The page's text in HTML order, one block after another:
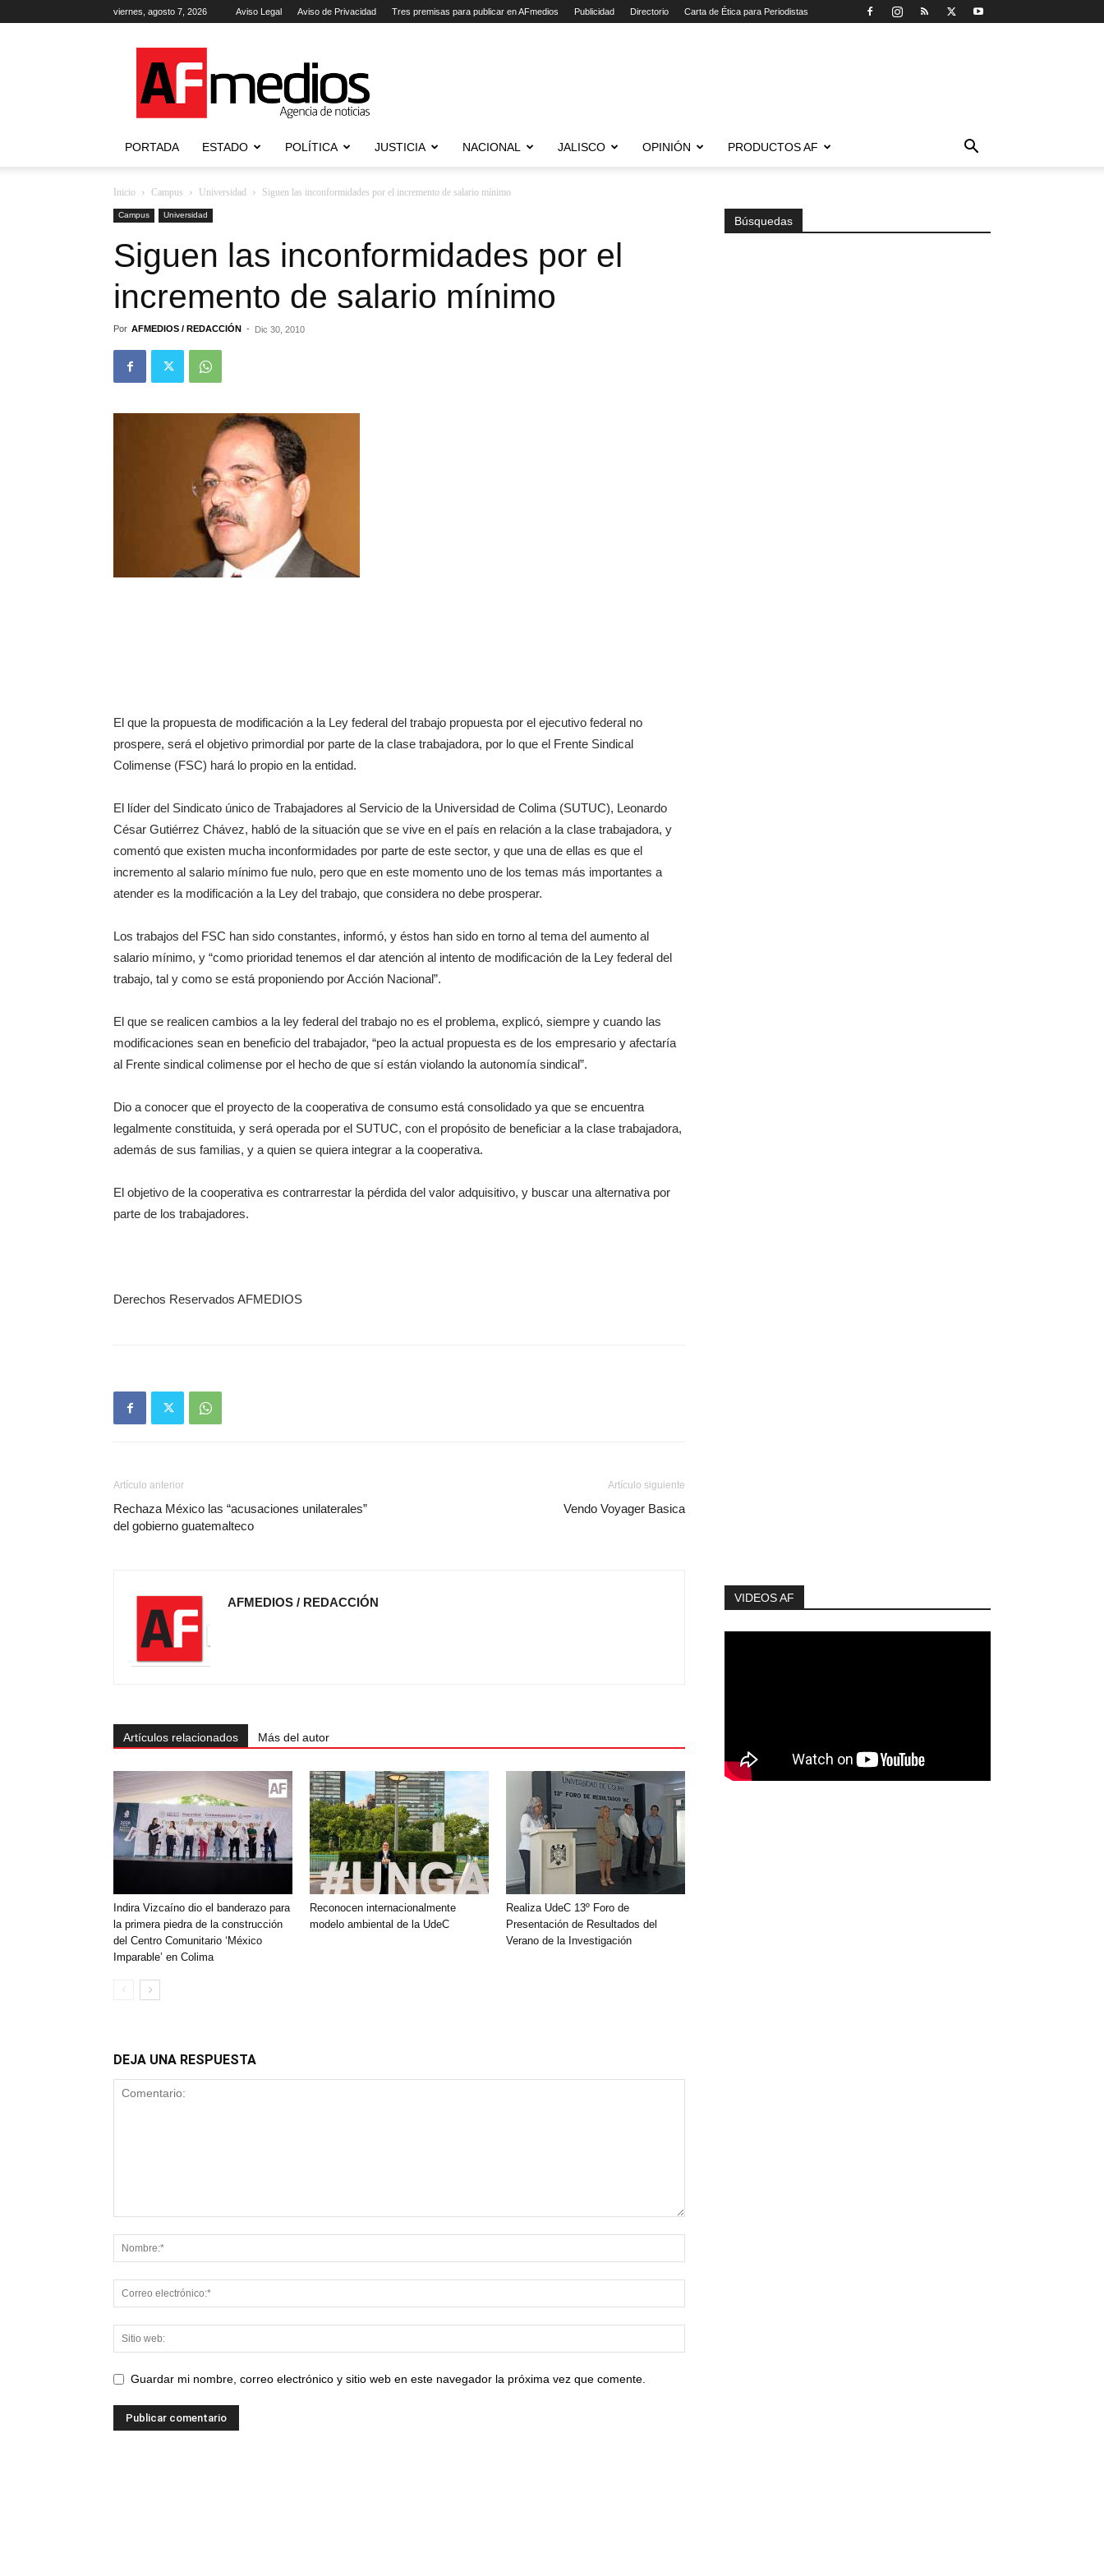
viernes, agosto 7, 2026 Aviso Legal Aviso de Privacidad Tres premisas para publicar en AFmedios Publicidad Directorio Carta de Ética para Periodistas
Agencia
de
Noticias
PORTADA ESTADO POLÍTICA JUSTICIA NACIONAL JALISCO OPINIÓN PRODUCTOS AF
Inicio Campus Universidad Siguen las inconformidades por el incremento de salario mínimo
Campus Universidad
Siguen las inconformidades por el
incremento de salario mínimo
Por AFMEDIOS / REDACCIÓN - Dic 30, 2010
El que la propuesta de modificación a la Ley federal del trabajo propuesta por el ejecutivo federal no
prospere, será el objetivo primordial por parte de la clase trabajadora, por lo que el Frente Sindical
Colimense (FSC) hará lo propio en la entidad.
El líder del Sindicato único de Trabajadores al Servicio de la Universidad de Colima (SUTUC), Leonardo
César Gutiérrez Chávez, habló de la situación que se vive en el país en relación a la clase trabajadora, y
comentó que existen mucha inconformidades por parte de este sector, y que una de ellas es que el
incremento al salario mínimo fue nulo, pero que en este momento uno de los temas más importantes a
atender es la modificación a la Ley del trabajo, que considera no debe prosperar.
Los trabajos del FSC han sido constantes, informó, y éstos han sido en torno al tema del aumento al
salario mínimo, y “como prioridad tenemos el dar atención al intento de modificación de la Ley federal del
trabajo, tal y como se está proponiendo por Acción Nacional”.
El que se realicen cambios a la ley federal del trabajo no es el problema, explicó, siempre y cuando las
modificaciones sean en beneficio del trabajador, “peo la actual propuesta es de los empresario y afectaría
al Frente sindical colimense por el hecho de que sí están violando la autonomía sindical”.
Dio a conocer que el proyecto de la cooperativa de consumo está consolidado ya que se encuentra
legalmente constituida, y será operada por el SUTUC, con el propósito de beneficiar a la clase trabajadora,
además de sus familias, y a quien se quiera integrar a la cooperativa.
El objetivo de la cooperativa es contrarrestar la pérdida del valor adquisitivo, y buscar una alternativa por
parte de los trabajadores.
Derechos Reservados AFMEDIOS
Artículo anterior
Rechaza México las “acusaciones unilaterales”
del gobierno guatemalteco
Artículo siguiente
Vendo Voyager Basica
AFMEDIOS / REDACCIÓN
Artículos relacionados Más del autor
Indira Vizcaíno dio el banderazo para
la primera piedra de la construcción
del Centro Comunitario ‘México
Imparable’ en Colima
Reconocen internacionalmente
modelo ambiental de la UdeC
Realiza UdeC 13º Foro de
Presentación de Resultados del
Verano de la Investigación
DEJA UNA RESPUESTA
Guardar mi nombre, correo electrónico y sitio web en este navegador la próxima vez que comente.
Búsquedas
VIDEOS AF